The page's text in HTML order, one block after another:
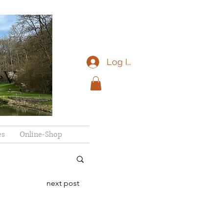
Log In
Online-Shop
next post